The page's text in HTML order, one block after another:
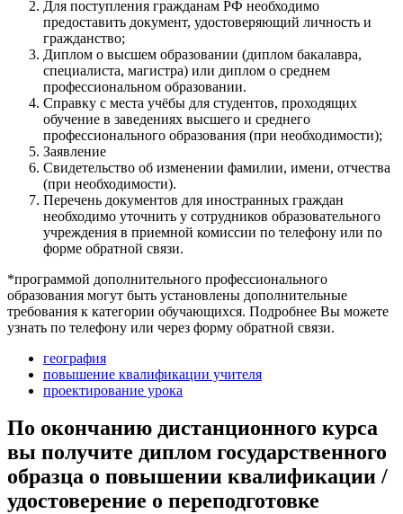
Для поступления гражданам РФ необходимо
предоставить документ, удостоверяющий личность и
гражданство;
Диплом о высшем образовании (диплом бакалавра,
специалиста, магистра) или диплом о среднем
профессиональном образовании.
Справку с места учёбы для студентов, проходящих
обучение в заведениях высшего и среднего
профессионального образования (при необходимости);
Заявление
Свидетельство об изменении фамилии, имени, отчества
(при необходимости).
Перечень документов для иностранных граждан
необходимо уточнить у сотрудников образовательного
учреждения в приемной комиссии по телефону или по
форме обратной связи.
*программой дополнительного профессионального
образования могут быть установлены дополнительные
требования к категории обучающихся. Подробнее Вы можете
узнать по телефону или через форму обратной связи.
география
повышение квалификации учителя
проектирование урока
По окончанию дистанционного курса
вы получите диплом государственного
образца о повышении квалификации /
удостоверение о переподготовке